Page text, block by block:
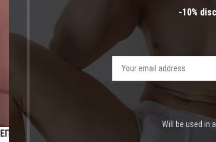
-10%
Will be used in
ΕΠΙΛΟΓΉ ΜΕΓΈΘΟΥΣ